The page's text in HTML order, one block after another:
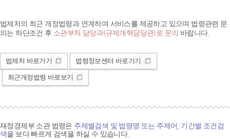
법제처의 최근 개정법령과 연계하여 서비스를 제공하고 있으며 법령관련 문
의는 하단조건 후 소관부처 담당과(규제개혁담당관)로 문의 바랍니다.
법제처 바로가기 법령정보센터 바로가기
최근개정법령 바로보기
재정경제부 소관 법령은 주제별검색 및 법령명 또는 주제어, 기간별 조건검
색을 보다 빠르게 검색을 하실 수 있습니다.